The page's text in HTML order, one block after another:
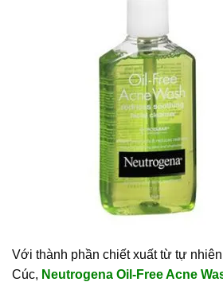
Với thành phần chiết xuất từ tự
Cúc, Neutrogena Oil-Free Acne